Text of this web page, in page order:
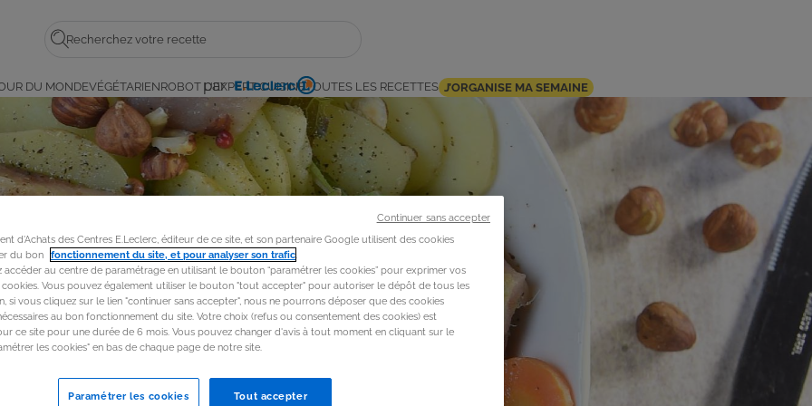
Rechercher
par
E.
Leclerc
DU MONDEVÉGÉTARIENROBOT L'EXPERT CUISINETOUTES LES RECETTES J’ORGANISE MA SEMAINE
d'Achats des Centres E.Leclerc, éditeur de ce site, et son partenaire Google utilisent des cookies
du bon fonctionnement du site, et pour analyser son trafic.
accéder au centre de paramétrage en utilisant le bouton “paramétrer les cookies” pour exprimer vos
cookies. Vous pouvez également utiliser le bouton "tout accepter" pour autoriser le dépôt de tous les
si vous cliquez sur le lien "continuer sans accepter", nous ne pourrons déposer que des cookies
au bon fonctionnement du site. Votre choix (refus ou consentement des cookies) est
ce site pour une durée de 6 mois. Vous pouvez changer d'avis à tout moment en cliquant sur le
les cookies" en bas de chaque page de notre site.
Tout accepter
Paramétrer les cookies
Continuer sans accepter